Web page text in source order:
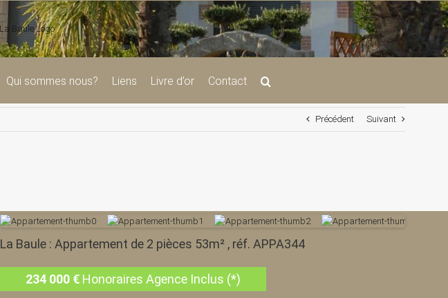
Qui sommes nous? Liens Livre d’or Contact
Précédent Suivant
La Baule : Appartement de 2 pièces 53m² , réf. APPA344
234 000 € Honoraires Agence Inclus (*)